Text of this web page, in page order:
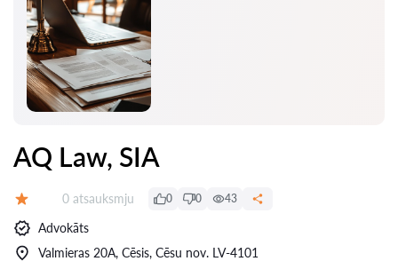
AQ Law, SIA
Atsauksmes:
0 atsauksmju 0 0 43
Advokāts
Valmieras 20A, Cēsis, Cēsu nov. LV-4101